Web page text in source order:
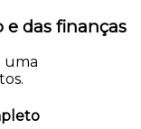
e das finanças
uma